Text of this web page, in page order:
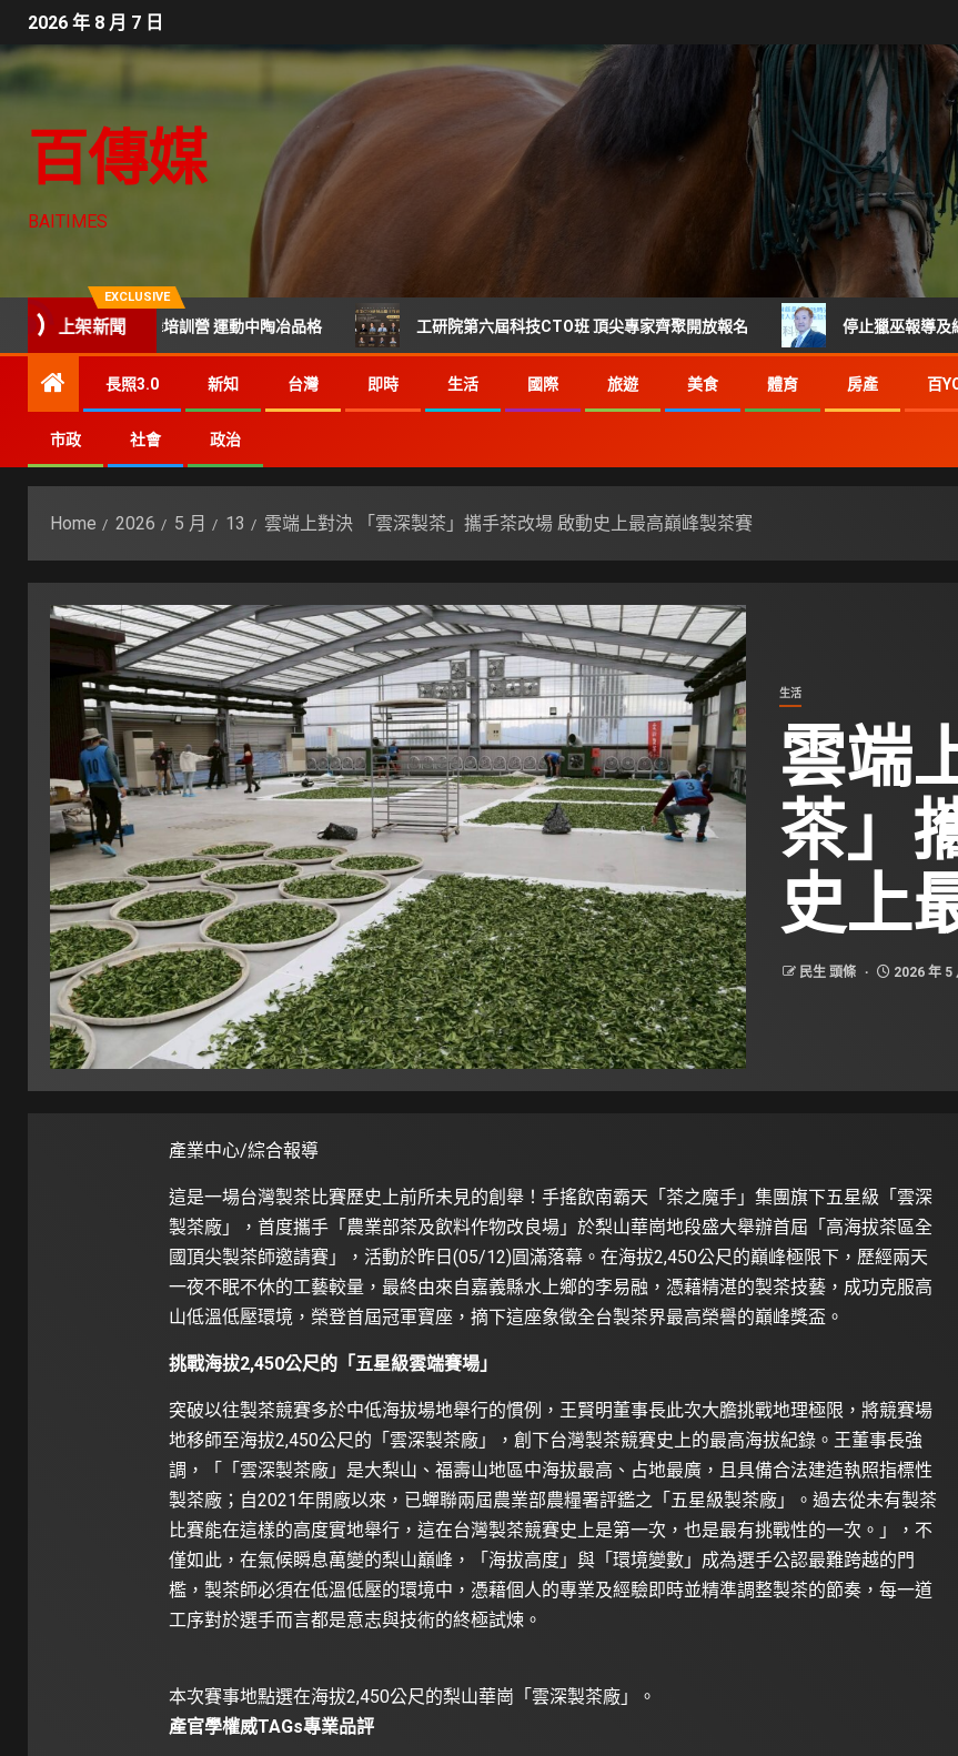
2026 年 8 月 7 日
百傳媒
BAITIMES
EXCLUSIVE
上架新聞
籃球×街舞培訓營 運動中陶冶品格 工研院第六屆科技CTO班 頂尖專家齊聚開放報名 停止獵巫報導及網路霸凌
長照3.0 新知 台灣 即時 生活 國際 旅遊 美食 體育 房產 百
市政 社會 政治
Home 2026 5 月 13 雲端上對決 「雲深製茶」攜手茶改場 啟動史上最高巔峰製茶賽
生活
雲端
茶」
史上
民生 頭條 2026 年 5
產業中心/綜合報導
這是一場台灣製茶比賽歷史上前所未見的創舉！手搖飲南霸天「茶之魔手」集團旗下五星級「雲深
製茶廠」，首度攜手「農業部茶及飲料作物改良場」於梨山華崗地段盛大舉辦首屆「高海拔茶區全
國頂尖製茶師邀請賽」，活動於昨日(05/12)圓滿落幕。在海拔2,450公尺的巔峰極限下，歷經兩天
一夜不眠不休的工藝較量，最終由來自嘉義縣水上鄉的李易融，憑藉精湛的製茶技藝，成功克服高
山低溫低壓環境，榮登首屆冠軍寶座，摘下這座象徵全台製茶界最高榮譽的巔峰獎盃。
挑戰海拔2,450公尺的「五星級雲端賽場」
突破以往製茶競賽多於中低海拔場地舉行的慣例，王賢明董事長此次大膽挑戰地理極限，將競賽場
地移師至海拔2,450公尺的「雲深製茶廠」，創下台灣製茶競賽史上的最高海拔紀錄。王董事長強
調，「「雲深製茶廠」是大梨山、福壽山地區中海拔最高、占地最廣，且具備合法建造執照指標性
製茶廠；自2021年開廠以來，已蟬聯兩屆農業部農糧署評鑑之「五星級製茶廠」。過去從未有製茶
比賽能在這樣的高度實地舉行，這在台灣製茶競賽史上是第一次，也是最有挑戰性的一次。」，不
僅如此，在氣候瞬息萬變的梨山巔峰，「海拔高度」與「環境變數」成為選手公認最難跨越的門
檻，製茶師必須在低溫低壓的環境中，憑藉個人的專業及經驗即時並精準調整製茶的節奏，每一道
工序對於選手而言都是意志與技術的終極試煉。
本次賽事地點選在海拔2,450公尺的梨山華崗「雲深製茶廠」。
產官學權威TAGs專業品評